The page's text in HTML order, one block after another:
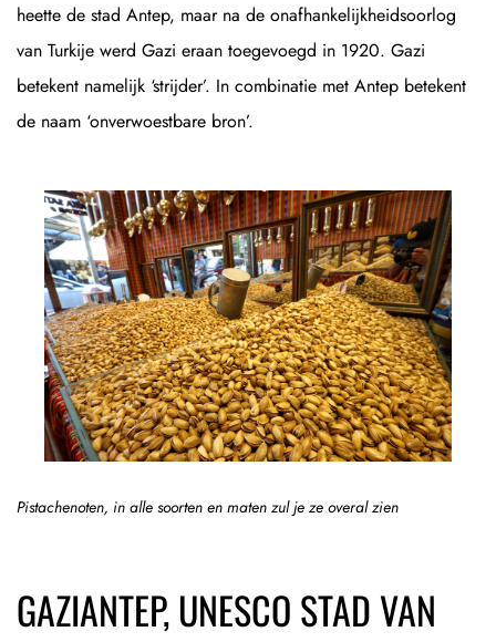
heette de stad Antep, maar na de onafhankelijkheidsoorlog
van Turkije werd Gazi eraan toegevoegd in 1920. Gazi
betekent namelijk ‘strijder’. In combinatie met Antep betekent
de naam ‘onverwoestbare bron’.
Pistachenoten, in alle soorten en maten zul je ze overal zien
GAZIANTEP, UNESCO STAD VAN